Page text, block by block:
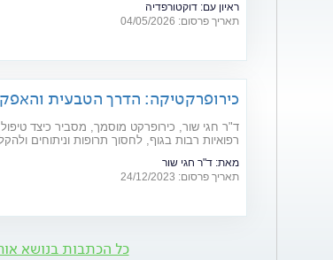
המשך
עדי סער לוקר
עדי סער-לוקר,
מדריכה קלינית ומרכזת
בכירה תחום בריאות
האישה במרכז...
המשך >
ראיון עם: דוקטורפדיה
תאריך פרסום: 04/05/2026
כירופרקטיקה: הדרך הטבעית
ד"ר חגי שור, כירופרקט מוסמך, מסביר כיצד
רפואיות רבות בגוף, לחסוך תרופות וניתוחים
מאת: ד"ר חגי שור
תאריך פרסום: 24/12/2023
כל הכתבות בנושא